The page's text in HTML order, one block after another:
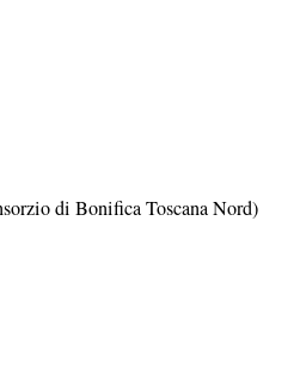
di Bonifica Toscana Nord)